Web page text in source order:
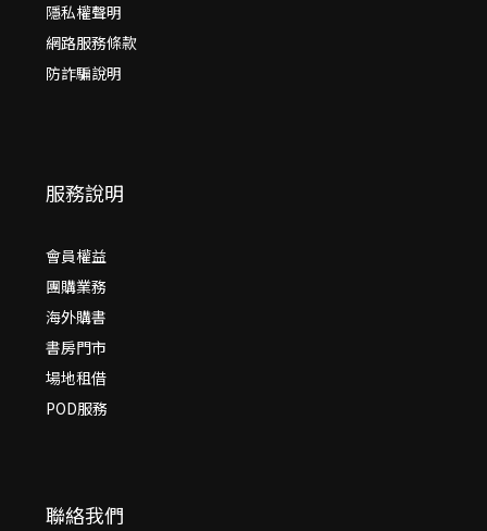
隱私權聲明
網路服務條款
防詐騙說明
服務說明
會員權益
團購業務
海外購書
書房門市
場地租借
POD服務
聯絡我們